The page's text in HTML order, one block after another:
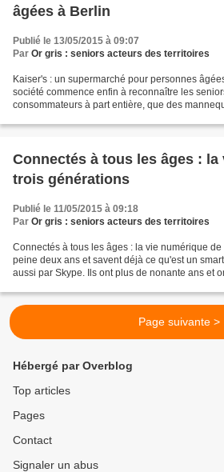
âgées à Berlin
Publié le 13/05/2015 à 09:07
Par Or gris : seniors acteurs des territoires
Kaiser's : un supermarché pour personnes
société commence enfin à reconnaître les
consommateurs à part entière, que des
Connectés à tous les âges :
trois générations
Publié le 11/05/2015 à 09:18
Par Or gris : seniors acteurs des territoires
Connectés à tous les âges : la vie numérique
peine deux ans et savent déjà ce qu'est un
aussi par Skype. Ils ont plus de nonante ans et
Page suivante >
Hébergé par Overblog
Top articles
Pages
Contact
Signaler un abus